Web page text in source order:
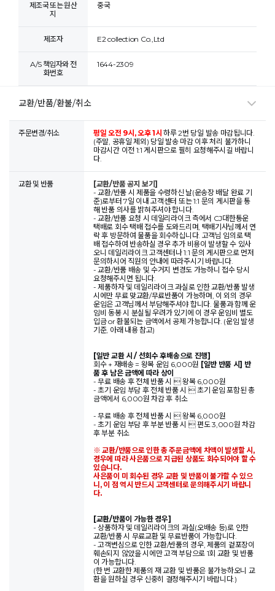
제조국 또는 원산
지
중국
제조자 E2 collection Co.,Ltd
A/S 책임자와 전
화번호
1644-2309
교환/반품/환불/취소
주문변경/취소 평일 오전 9시, 오후 1시하루 2번 당일 발송 마감됩니다.
(주말, 공휴일 제외) 당일 발송 마감 이후 처리 불가하니
마감시간 이전 1:1 게시판으로 필히 요청해주시길 바랍니
다.
교환 및 반품
[교환/반품 공지 보기]
- 교환/반품 시 제품을 수령하신 날(운송장 배달 완료 기
준)로부터 7일 이내 고객센터 또는 1:1 문의 게시판을 통
해 반품 의사를 밝혀주셔야 합니다.
- 교환/반품 요청 시 데일리라이크 측에서 CJ대한통운
택배로 회수 택배 접수를 도와드리며, 택배기사님께서 연
락 후 방문하여 물품을 회수하십니다. 고객님 임의로 택
배 접수하여 반송하실 경우 추가 비용이 발생할 수 있사
오니 데일리라이크 고객센터나 1:1 문의 게시판으로 먼저
문의하시어 직원의 안내에 따라주시기 바랍니다.
- 교환/반품 배송 및 수거지 변경도 가능하니 접수 당시
요청해주시면 됩니다.
- 제품하자 및 데일리라이크 과실로 인한 교환/반품 발생
시에만 무료 맞교환/무료반품이 가능하며, 이 외의 경우
운임은 고객님께서 부담해주셔야 합니다. 물품과 함께 운
임비 동봉 시 분실될 우려가 있기에 이 경우 운임비 별도
입금 or 환불되는 금액에서 공제 가능합니다. (운임 발생
기준, 아래 내용 참고)
[일반 교환 시 / 선회수 후배송으로 진행]
회수 + 재배송 = 왕복 운임 6,000원 [일반 반품 시] 반
품 후 남은 금액에 따라 상이
- 무료 배송 후 전체 반품 시  왕복 6,000원
- 초기 운임 부담 후 전체 반품 시  초기 운임 포함된 총
금액에서 6,000원 차감 후 취소
- 무료 배송 후 전체 반품 시  왕복 6,000원
- 초기 운임 부담 후 부분 반품 시  편도 3,000원 차감
후 부분 취소
※ 교환/반품으로 인한 총 주문금액에 차액이 발생할 시,
경우에 따라 사은품으로 지급된 상품도 회수되어야 할 수
있습니다.
사은품이 미 회수된 경우 교환 및 반품이 불가할 수 있으
니, 이 점 역시 반드시 고객센터로 문의해주시기 바랍니
다.
[교환/반품이 가능한 경우]
- 상품하자 및 데일리라이크의 과실(오배송 등)로 인한
교환/반품 시 무료교환 및 무료반품이 가능합니다.
- 고객변심으로 인한 교환/반품의 경우, 제품의 겉포장이
훼손되지 않았을 시에만 고객 부담으로 1회 교환 및 반품
이 가능합니다.
(한 번 교환한 제품의 재 교환 및 반품은 불가능하오니 교
환을 원하실 경우 신중히 결정해주시기 바랍니다.)